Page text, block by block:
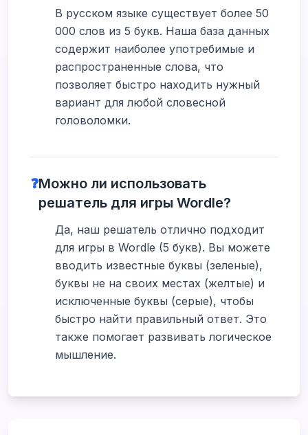
В русском языке существует более 50
000 слов из 5 букв. Наша база данных
содержит наиболее употребимые и
распространенные слова, что
позволяет быстро находить нужный
вариант для любой словесной
головоломки.
❓Можно ли использовать
решатель для игры Wordle?
Да, наш решатель отлично подходит
для игры в Wordle (5 букв). Вы можете
вводить известные буквы (зеленые),
буквы не на своих местах (желтые) и
исключенные буквы (серые), чтобы
быстро найти правильный ответ. Это
также помогает развивать логическое
мышление.